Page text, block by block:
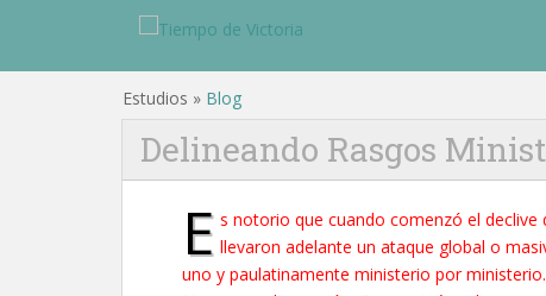
Estudios » Blog
Delineando Rasgos
E s notorio que cuando comenzó el declive
llevaron adelante un ataque global o
uno y paulatinamente ministerio por